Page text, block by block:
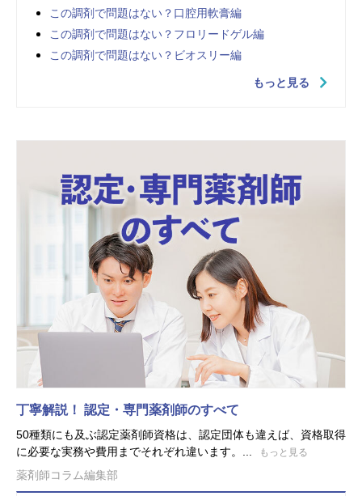
この調剤で問題はない？口腔用軟膏編
この調剤で問題はない？フロリードゲル編
この調剤で問題はない？ビオスリー編
もっと見る
丁寧解説！ 認定・専門薬剤師のすべて
50種類にも及ぶ認定薬剤師資格は、認定団体も違えば、資格取得
に必要な実務や費用までそれぞれ違います。...
もっと見る
薬剤師コラム編集部